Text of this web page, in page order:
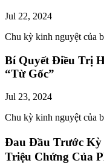
Jul 22, 2024
Chu kỳ kinh nguyệt của
Bí Quyết Điều Trị
“Từ Gốc”
Jul 23, 2024
Chu kỳ kinh nguyệt của
Đau Đầu Trước Kỳ
Triệu Chứng Của